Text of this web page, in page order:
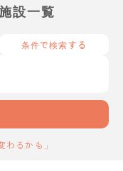
設一覧
条件で検索する
わるかも」